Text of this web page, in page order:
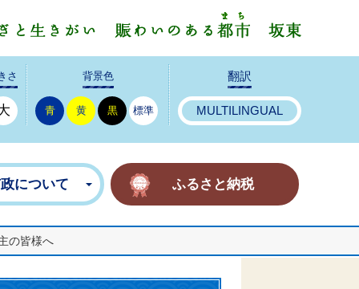
さ 背景色
青 黄 黒 標準
翻訳
MULTILINGUAL
について ふるさと納税
の皆様へ